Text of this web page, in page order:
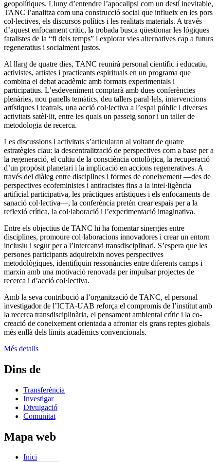
geopolítiques. Lluny d’entendre l’apocalipsi com un destí inevitable,
TANC l’analitza com una construcció social que influeix en les pors
col·lectives, els discursos polítics i les realitats materials. A través
d’aquest enfocament crític, la trobada busca qüestionar les lògiques
fatalistes de la “fi dels temps” i explorar vies alternatives cap a futurs
regeneratius i socialment justos.
Al llarg de quatre dies, TANC reunirà personal científic i educatiu,
activistes, artistes i practicants espirituals en un programa que
combina el debat acadèmic amb formats experimentals i
participatius. L’esdeveniment comptarà amb dues conferències
plenàries, nou panells temàtics, deu tallers paral·lels, intervencions
artístiques i teatrals, una acció col·lectiva a l’espai públic i diverses
activitats satèl·lit, entre les quals un passeig sonor i un taller de
metodologia de recerca.
Les discussions i activitats s’articularan al voltant de quatre
estratègies clau: la descentralització de perspectives com a base per a
la regeneració, el cultiu de la consciència ontològica, la recuperació
d’un propòsit planetari i la implicació en accions regeneratives. A
través del diàleg entre disciplines i formes de coneixement —des de
perspectives ecofeministes i antiracistes fins a la intel·ligència
artificial participativa, les pràctiques artístiques i els enfocaments de
sanació col·lectiva—, la conferència pretén crear espais per a la
reflexió crítica, la col·laboració i l’experimentació imaginativa.
Entre els objectius de TANC hi ha fomentar sinergies entre
disciplines, promoure col·laboracions innovadores i crear un entorn
inclusiu i segur per a l’intercanvi transdisciplinari. S’espera que les
persones participants adquireixin noves perspectives
metodològiques, identifiquin ressonàncies entre diferents camps i
marxin amb una motivació renovada per impulsar projectes de
recerca i d’acció col·lectiva.
Amb la seva contribució a l’organització de TANC, el personal
investigador de l’ICTA-UAB reforça el compromís de l’institut amb
la recerca transdisciplinària, el pensament ambiental crític i la co-
creació de coneixement orientada a afrontar els grans reptes globals
més enllà dels límits acadèmics convencionals.
Més detalls
Dins de
Transferència
Investigar
Divulgació
Comunitat
Mapa web
Inici